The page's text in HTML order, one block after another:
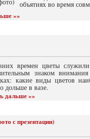
объятиях во время
»»
времен цветы
знаком
какие виды цветов
дольше в вазе.
дальше »»
с презентации)